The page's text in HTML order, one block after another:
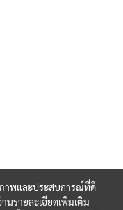
าพและประสบการณ์ที่ดี
นรายละเอียดเพิ่มเติม